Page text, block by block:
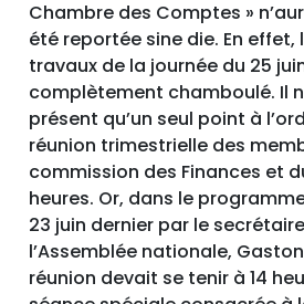
Chambre des Comptes »
été reportée sine die. En
travaux de la journée du 25
complètement chamboulé. Il
présent qu’un seul point à
réunion trimestrielle des
commission des Finances et
heures. Or, dans le
23 juin dernier par le
l’Assemblée nationale,
réunion devait se tenir à 14